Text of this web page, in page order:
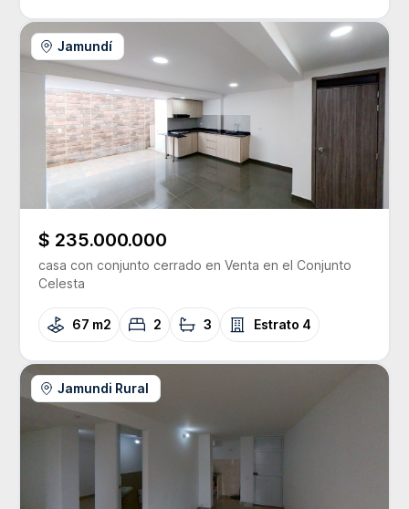
Jamundí
$ 235.000.000
casa con conjunto cerrado en Venta en el Conjunto
Celesta
67 m2 2 3 Estrato 4
Jamundi Rural